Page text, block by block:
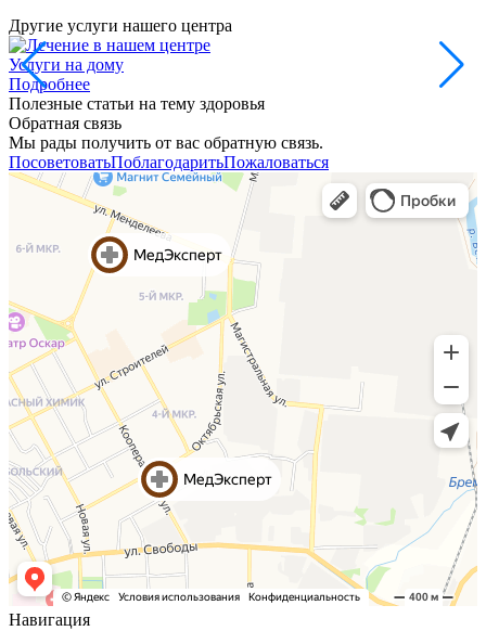
Другие услуги нашего центра
Услуги на дому
Подробнее
Полезные статьи на тему здоровья
Обратная связь
Мы рады получить от вас обратную связь.
ПосоветоватьПоблагодаритьПожаловаться
Навигация